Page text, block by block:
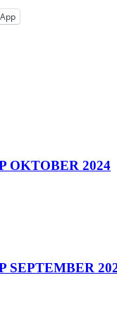
OKTOBER 2024
SEPTEMBER